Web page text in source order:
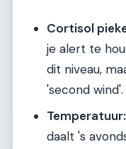
Cortisol
je alert te
dit niveau,
'second wind'.
Temperatuur:
daalt 's